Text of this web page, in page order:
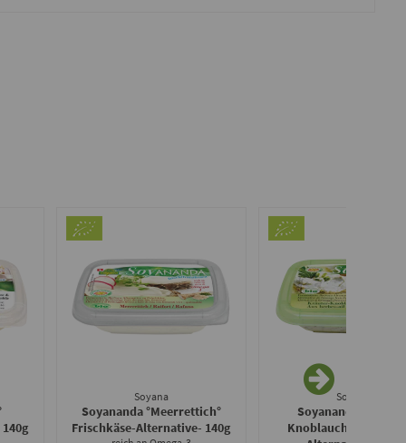
140g
Soyana
Soyananda °Meerrettich°
Frischkäse-Alternative- 140g
Soyana
Soyananda
Knoblauch°